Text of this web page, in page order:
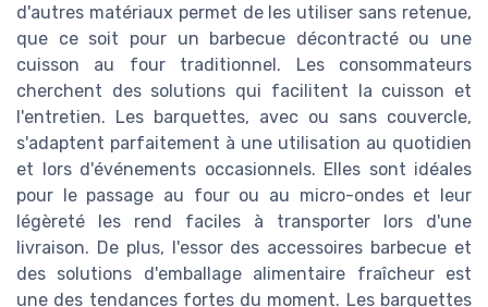
d'autres matériaux permet de les utiliser sans retenue,
que ce soit pour un barbecue décontracté ou une
cuisson au four traditionnel. Les consommateurs
cherchent des solutions qui facilitent la cuisson et
l'entretien. Les barquettes, avec ou sans couvercle,
s'adaptent parfaitement à une utilisation au quotidien
et lors d'événements occasionnels. Elles sont idéales
pour le passage au four ou au micro-ondes et leur
légèreté les rend faciles à transporter lors d'une
livraison. De plus, l'essor des accessoires barbecue et
des solutions d'emballage alimentaire fraîcheur est
une des tendances fortes du moment. Les barquettes